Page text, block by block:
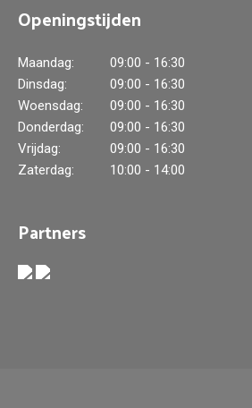
Openingstijden
Maandag:
09:00 - 16:30
Dinsdag:
09:00 - 16:30
Woensdag:
09:00 - 16:30
Donderdag:
09:00 - 16:30
Vrijdag:
09:00 - 16:30
Zaterdag:
10:00 - 14:00
Partners